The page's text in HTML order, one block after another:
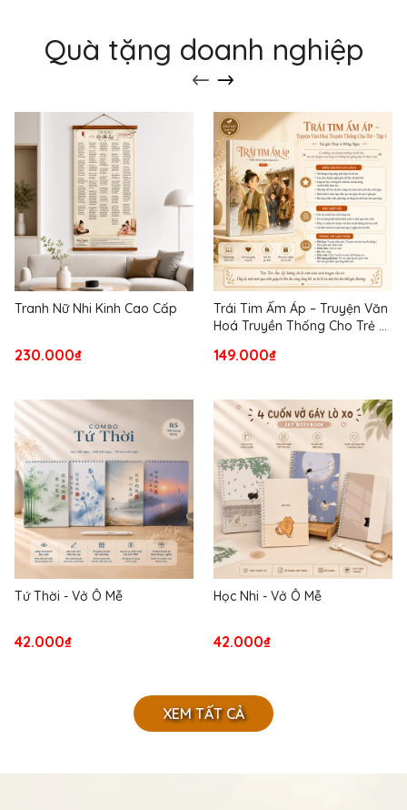
Quà tặng doanh nghiệp
Tranh Nữ Nhi Kinh Cao Cấp
230.000₫
Trái Tim Ấm Áp – Truyện Văn
Hoá Truyền Thống Cho Trẻ –
149.000₫
Tứ Thời - Vở Ô Mễ
42.000₫
Học Nhi - Vở Ô Mễ
42.000₫
XEM TẤT CẢ